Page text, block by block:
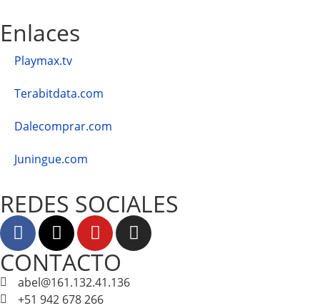
Enlaces
Playmax.tv
Terabitdata.com
Dalecomprar.com
Juningue.com
REDES SOCIALES
CONTACTO
abel@161.132.41.136
+51 942 678 266